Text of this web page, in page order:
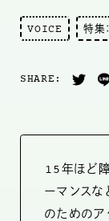
VOICE 特集
SHARE:
15年ほど
ーマンス
のためのア